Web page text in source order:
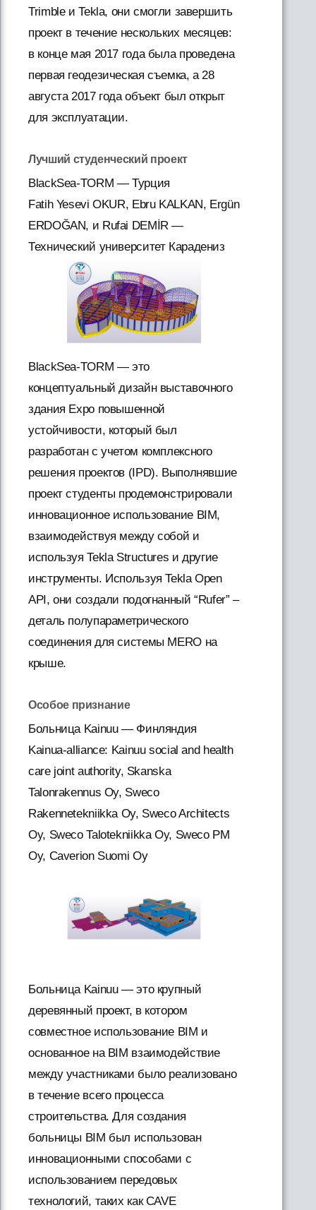
Trimble и Tekla, они смогли завершить
проект в течение нескольких месяцев:
в конце мая 2017 года была проведена
первая геодезическая съемка, а 28
августа 2017 года объект был открыт
для эксплуатации.
Лучший студенческий проект
BlackSea-TORM — Турция
Fatih Yesevi OKUR, Ebru KALKAN, Ergün
ERDOĞAN, и Rufai DEMİR —
Технический университет Карадениз
BlackSea-TORM — это
концептуальный дизайн выставочного
здания Expo повышенной
устойчивости, который был
разработан с учетом комплексного
решения проектов (IPD). Выполнявшие
проект студенты продемонстрировали
инновационное использование BIM,
взаимодействуя между собой и
используя Tekla Structures и другие
инструменты. Используя Tekla Open
API, они создали подогнанный “Rufer” –
деталь полупараметрического
соединения для системы MERO на
крыше.
Особое признание
Больница Kainuu — Финляндия
Kainua-alliance: Kainuu social and health
care joint authority, Skanska
Talonrakennus Oy, Sweco
Rakennetekniikka Oy, Sweco Architects
Oy, Sweco Talotekniikka Oy, Sweco PM
Oy, Caverion Suomi Oy
Больница Kainuu — это крупный
деревянный проект, в котором
совместное использование BIM и
основанное на BIM взаимодействие
между участниками было реализовано
в течение всего процесса
строительства. Для создания
больницы BIM был использован
инновационными способами с
использованием передовых
технологий, таких как CAVE